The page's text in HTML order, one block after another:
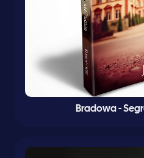
Bradowa -